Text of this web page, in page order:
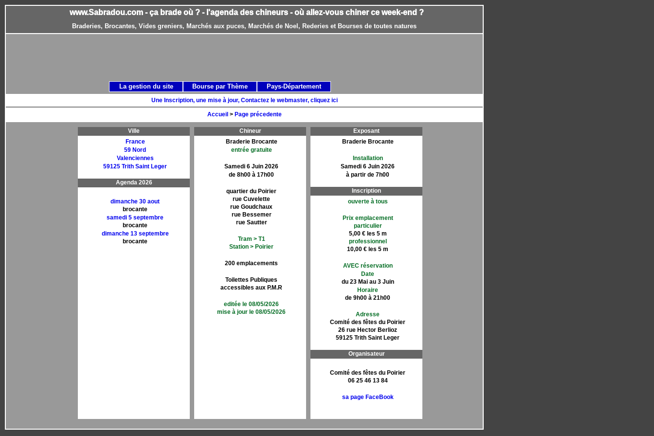
www.Sabradou.com - ça brade où ? - l'agenda des chineurs - où allez-vous chiner ce week-end ?
Braderies, Brocantes, Vides greniers, Marchés aux puces, Marchés de Noel, Rederies et Bourses de toutes natures
Une Inscription, une mise à jour, Contactez le webmaster, cliquez ici
Accueil > Page précedente
Ville
France
59 Nord
Valenciennes
59125 Trith Saint Leger
Agenda 2026
dimanche 30 aout
brocante
samedi 5 septembre
brocante
dimanche 13 septembre
brocante
Chineur
Braderie Brocante
entrée gratuite
Samedi 6 Juin 2026
de 8h00 à 17h00
quartier du Poirier
rue Cuvelette
rue Goudchaux
rue Bessemer
rue Sautter
Tram > T1
Station > Poirier
200 emplacements
Toilettes Publiques
accessibles aux P.M.R
editée le 08/05/2026
mise à jour le 08/05/2026
Exposant
Braderie Brocante
Installation
Samedi 6 Juin 2026
à partir de 7h00
Inscription
ouverte à tous
Prix emplacement
particulier
5,00 € les 5 m
professionnel
10,00 € les 5 m
AVEC réservation
Date
du 23 Mai au 3 Juin
Horaire
de 9h00 à 21h00
Adresse
Comité des fêtes du Poirier
26 rue Hector Berlioz
59125 Trith Saint Leger
Organisateur
Comité des fêtes du Poirier
06 25 46 13 84
sa page FaceBook
La gestion du site Bourse par Thème Pays-Département